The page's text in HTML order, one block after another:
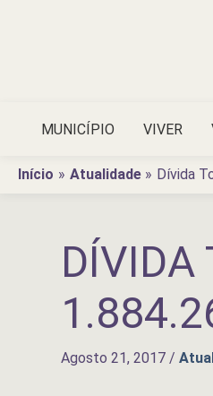
MUNICÍPIO VIVER
Início Atualidade Dívida
DÍVIDA
Agosto 21, 2017 /